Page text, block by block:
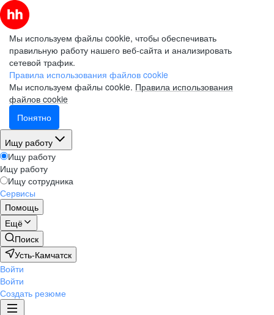
Мы используем файлы cookie, чтобы обеспечивать
правильную работу нашего веб-сайта и анализировать
сетевой трафик.
Правила использования файлов cookie
Мы используем файлы cookie. Правила использования
файлов cookie
Понятно
Ищу работу
Ищу работу
Ищу работу
Ищу сотрудника
Сервисы
Помощь
Ещё
Поиск
Усть-Камчатск
Войти
Войти
Создать резюме